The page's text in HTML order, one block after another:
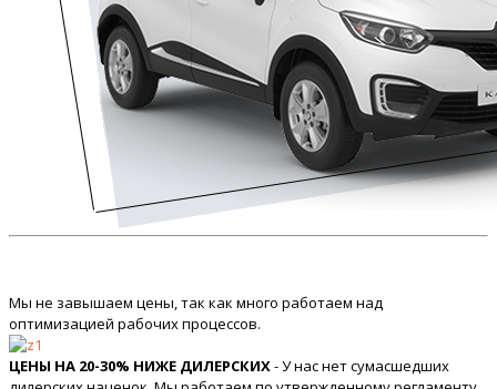
Мы не завышаем цены, так как много работаем над
оптимизацией рабочих процессов.
ЦЕНЫ НА 20-30% НИЖЕ ДИЛЕРСКИХ- У нас нет сумасшедших